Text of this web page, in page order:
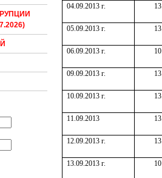
04.09.2013 г.
05.09.2013 г.
06.09.2013 г.
09.09.2013 г.
10.09.2013 г.
11.09.2013
12.09.2013 г.
13.09.2013 г.